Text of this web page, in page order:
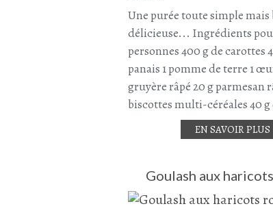
Une purée toute simple mais
délicieuse... Ingrédients
personnes 400 g de carottes
panais 1 pomme de terre 1
gruyère râpé 20 g parmesan
biscottes multi-céréales 40
EN SAVOIR PLUS
Goulash aux